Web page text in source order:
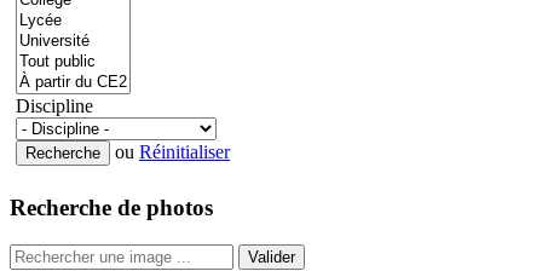
Discipline
ou Réinitialiser
Recherche de photos
Valider